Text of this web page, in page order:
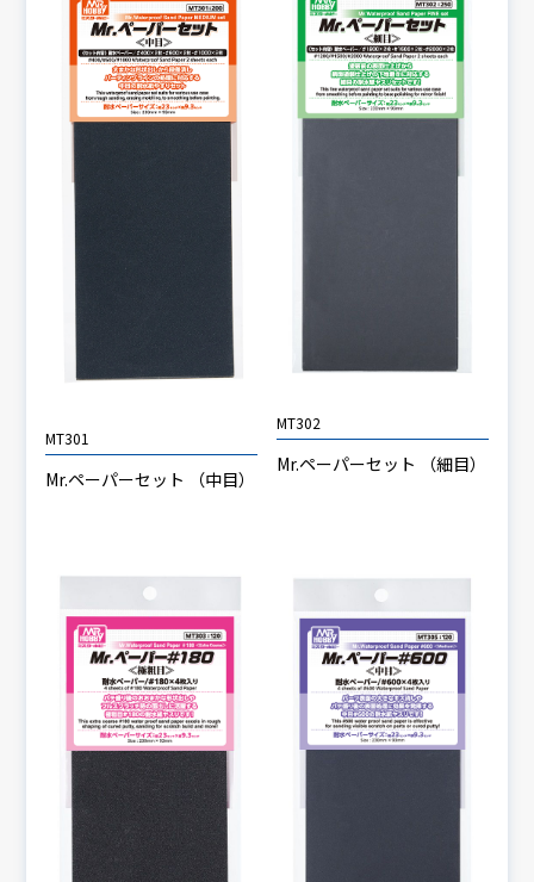
MT301
Mr.ペーパーセット （中目）
MT302
Mr.ペーパーセット （細目）